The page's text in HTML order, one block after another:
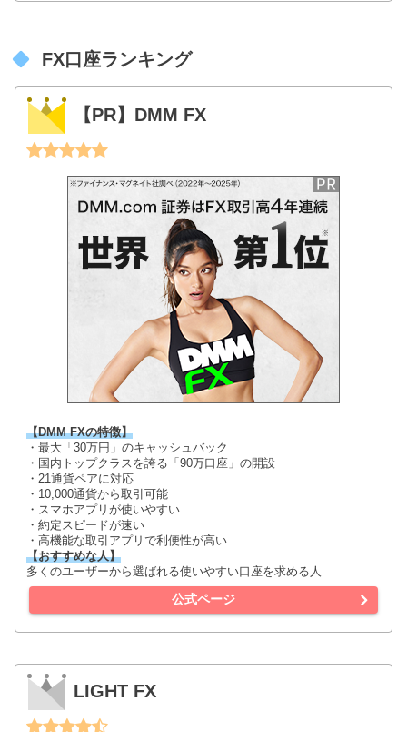
FX口座ランキング
【PR】DMM FX
【DMM FXの特徴】
・最大「30万円」のキャッシュバック
・国内トップクラスを誇る「90万口座」の開設
・21通貨ペアに対応
・10,000通貨から取引可能
・スマホアプリが使いやすい
・約定スピードが速い
・高機能な取引アプリで利便性が高い
【おすすめな人】
多くのユーザーから選ばれる使いやすい口座を求める人
公式ページ
LIGHT FX